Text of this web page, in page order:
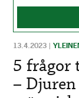
13.4.2023 |
5 frågor
–